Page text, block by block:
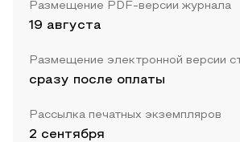
Размещение PDF-версии журнала
19 августа
Размещение электронной версии
сразу после оплаты
Рассылка печатных экземпляров
2 сентября